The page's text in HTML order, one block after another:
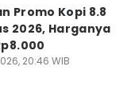
Promo Kopi 8.8
2026, Harganya
20:46 WIB